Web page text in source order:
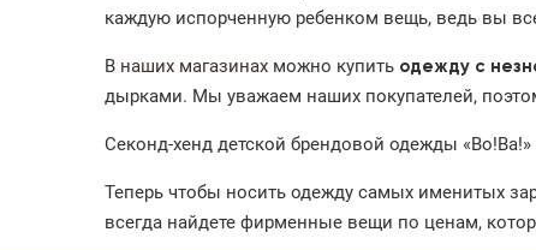
каждую испорченную ребенком вещь, ведь вы
В наших магазинах можно купить одежду с
дырками. Мы уважаем наших покупателей,
Секонд-хенд детской брендовой одежды
Теперь чтобы носить одежду самых именитых
всегда найдете фирменные вещи по ценам,